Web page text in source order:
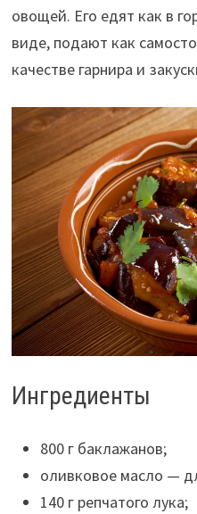
овощей. Его едят как в
виде, подают как
качестве гарнира и
Ингредиенты
800 г баклажанов;
оливковое масло —
140 г репчатого лука;